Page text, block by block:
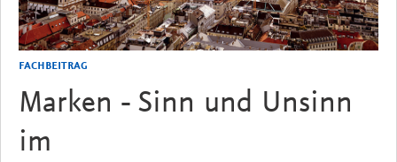
FACHBEITRAG
Marken - Sinn und Unsinn
im